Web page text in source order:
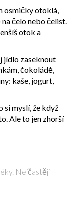
osmičky otoklá,
čelo nebo čelist.
otok a
jídlo zaseknout
čokoládě,
kaše, jogurt,
si myslí, že když
Ale to jen zhorší
Nejčastěji